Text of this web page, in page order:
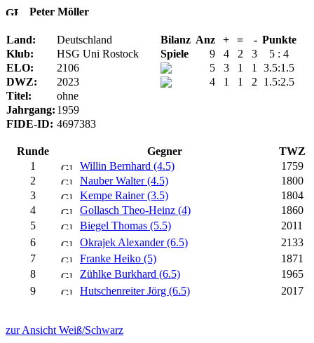
Peter Möller
Land: Deutschland Bilanz Anz + = - Punkte
Klub:
HSG Uni Rostock Spiele 9 4 2 3
5 : 4
ELO:
2106 5 3 1 1
3.5:1.5
DWZ:
2023 4 1 1 2
1.5:2.5
Titel:
ohne
Jahrgang: 1959
FIDE-ID: 4697383
Runde Gegner
TWZ
1
Willin Bernhard (4.5)
1759
2
Nauber Walter (4.5)
1800
3
Kempe Rainer (3.5)
1804
4
Gollasch Theo-Heinz (4)
1860
5
Biegel Thomas (5.5)
2011
6
Okrajek Alexander (6.5)
2133
7
Franke Heiko (5)
1871
8
Zühlke Burkhard (6.5)
1965
9
Hutschenreiter Jörg (6.5) 2017
zur Ansicht Weiß/Schwarz